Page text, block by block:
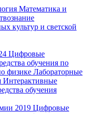
Математика и
культур и светской
Цифровые
обучения по
физике Лабораторные
Интерактивные
обучения
2019 Цифровые